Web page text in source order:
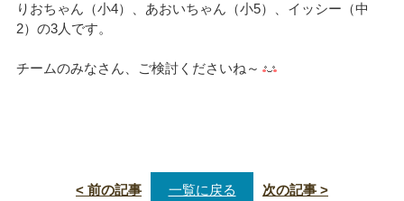
りおちゃん（小4）、あおいちゃん（小5）、イッシー（中
2）の3人です。
チームのみなさん、ご検討くださいね～
< 前の記事 一覧に戻る 次の記事 >